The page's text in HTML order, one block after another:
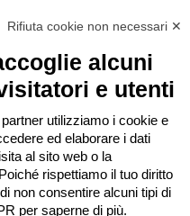
20, 2021 15:05
3 4 5 Prossimo
Vai a
Rifiuta cookie non necessari ✕
alcuni
e utenti
utilizziamo i cookie e
ed elaborare i dati
al sito web o la
rispettiamo il tuo diritto
non consentire alcuni tipi di
per saperne di più.